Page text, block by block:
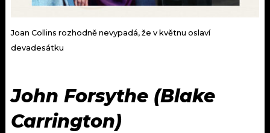
Joan Collins rozhodně nevypadá, že v květnu oslaví
devadesátku
John Forsythe (Blake
Carrington)